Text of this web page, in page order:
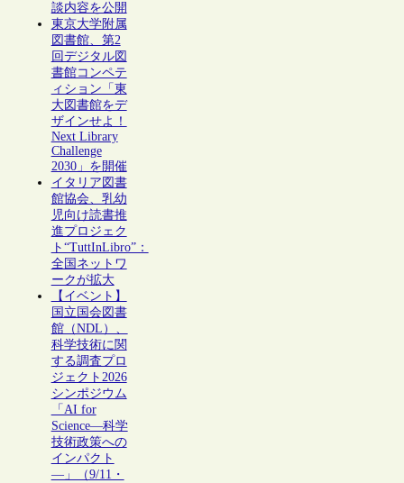
談内容を公開
東京大学附属
図書館、第2
回デジタル図
書館コンペテ
ィション「東
大図書館をデ
ザインせよ！
Next Library
Challenge
2030」を開催
イタリア図書
館協会、乳幼
児向け読書推
進プロジェク
ト“TuttInLibro”：
全国ネットワ
ークが拡大
【イベント】
国立国会図書
館（NDL）、
科学技術に関
する調査プロ
ジェクト2026
シンポジウム
「AI for
Science―科学
技術政策への
インパクト
―」（9/11・